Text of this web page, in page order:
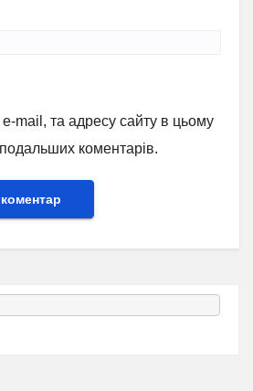
mail, та адресу сайту в цьому
коментарів.